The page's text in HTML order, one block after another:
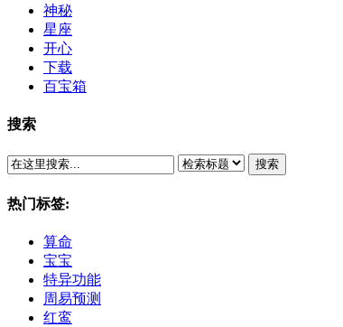
神秘
星座
开心
下载
百宝箱
搜索
搜索
热门标签:
算命
宝宝
特异功能
周易预测
红鸾